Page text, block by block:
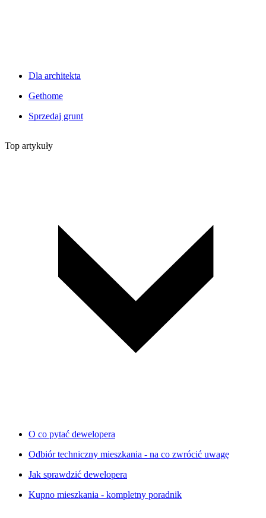
Dla architekta
Gethome
Sprzedaj grunt
Top artykuły
O co pytać dewelopera
Odbiór techniczny mieszkania - na co zwrócić uwagę
Jak sprawdzić dewelopera
Kupno mieszkania - kompletny poradnik